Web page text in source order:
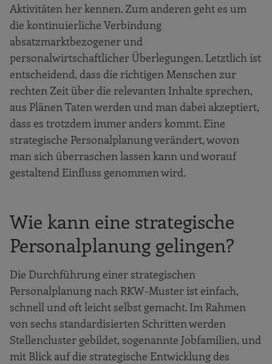
Aktivitäten her kennen. Zum anderen geht es um
die kontinuierliche Verbindung
absatzmarktbezogener und
personalwirtschaftlicher Überlegungen. Letztlich ist
entscheidend, dass die richtigen Menschen zur
rechten Zeit über die relevanten Inhalte sprechen,
aus Plänen Taten werden und man dabei akzeptiert,
dass es trotzdem immer anders kommt. Eine
strategische Personalplanung verändert, wovon
man sich überraschen lassen kann und worauf
gestaltend Einfluss genommen wird.
Wie kann eine strategische
Personalplanung gelingen?
Die Durchführung einer strategischen
Personalplanung nach RKW-Muster ist einfach,
schnell und oft leicht selbst gemacht. Im Rahmen
von sechs standardisierten Schritten werden
Stellencluster gebildet, sogenannte Jobfamilien, und
mit Blick auf die strategische Entwicklung des